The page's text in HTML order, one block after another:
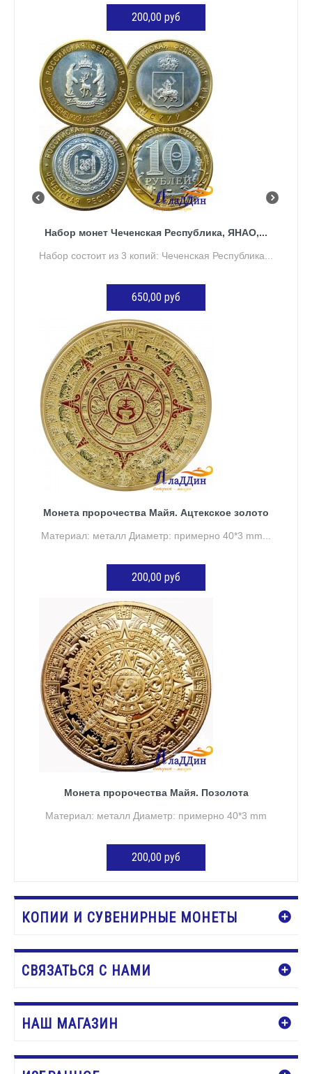
200,00 руб
ДОБАВИТЬ В КОРЗИНУ
Набор монет Чеченская Республика, ЯНАО,...
Набор состоит из 3 копий: Чеченская Республика...
650,00 руб
ДОБАВИТЬ В КОРЗИНУ
Монета пророчества Майя. Ацтекское золото
Материал: металл Диаметр: примерно 40*3 mm...
200,00 руб
Нет в наличии
Монета пророчества Майя. Позолота
Материал: металл Диаметр: примерно 40*3 mm
200,00 руб
КОПИИ И СУВЕНИРНЫЕ МОНЕТЫ
СВЯЗАТЬСЯ С НАМИ
НАШ МАГАЗИН